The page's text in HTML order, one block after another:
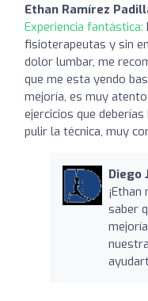
Ethan Ramírez
Experiencia fantástica:
fisioterapeutas y sin
dolor lumbar, me
que me esta yendo
mejoría, es muy
ejercicios que
pulir la técnica, muy
Diego
saber